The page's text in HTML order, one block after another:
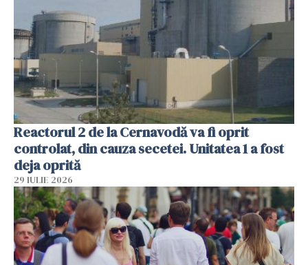
Reactorul 2 de la Cernavodă va fi oprit
controlat, din cauza secetei. Unitatea 1 a fost
deja oprită
29 IULIE 2026